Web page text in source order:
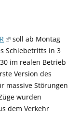
soll ab Montag
Schiebetritts in 3
im realen Betrieb
Version des
massive Störungen
wurden
dem Verkehr